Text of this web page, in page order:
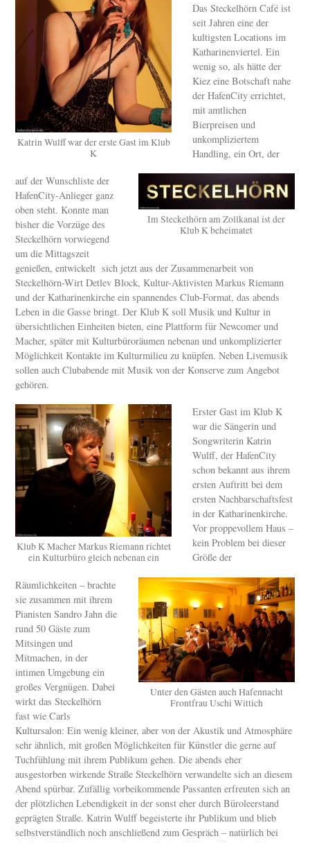
Katrin Wulff war der erste Gast im Klub
K
Im Steckelhörn am Zollkanal ist der
Klub K beheimatet
Das Steckelhörn Café ist
seit Jahren eine der
kultigsten Locations im
Katharinenviertel. Ein
wenig so, als hätte der
Kiez eine Botschaft nahe
der HafenCity errichtet,
mit amtlichen
Bierpreisen und
unkompliziertem
Handling, ein Ort, der
auf der Wunschliste der
HafenCity-Anlieger ganz
oben steht. Konnte man
bisher die Vorzüge des
Steckelhörn vorwiegend
um die Mittagszeit
genießen, entwickelt sich jetzt aus der Zusammenarbeit von
Steckelhörn-Wirt Detlev Block, Kultur-Aktivisten Markus Riemann
und der Katharinenkirche ein spannendes Club-Format, das abends
Leben in die Gasse bringt. Der Klub K soll Musik und Kultur in
übersichtlichen Einheiten bieten, eine Plattform für Newcomer und
Macher, später mit Kulturbüroräumen nebenan und unkomplizierter
Möglichkeit Kontakte im Kulturmilieu zu knüpfen. Neben Livemusik
sollen auch Clubabende mit Musik von der Konserve zum Angebot
gehören.
Klub K Macher Markus Riemann richtet
ein Kulturbüro gleich nebenan ein
Unter den Gästen auch Hafennacht
Frontfrau Uschi Wittich
Erster Gast im Klub K
war die Sängerin und
Songwriterin Katrin
Wulff, der HafenCity
schon bekannt aus ihrem
ersten Auftritt bei dem
ersten Nachbarschaftsfest
in der Katharinenkirche.
Vor proppevollem Haus –
kein Problem bei dieser
Größe der
Räumlichkeiten – brachte
sie zusammen mit ihrem
Pianisten Sandro Jahn die
rund 50 Gäste zum
Mitsingen und
Mitmachen, in der
intimen Umgebung ein
großes Vergnügen. Dabei
wirkt das Steckelhörn
fast wie Carls
Kultursalon: Ein wenig kleiner, aber von der Akustik und Atmosphäre
sehr ähnlich, mit großen Möglichkeiten für Künstler die gerne auf
Tuchfühlung mit ihrem Publikum gehen. Die abends eher
ausgestorben wirkende Straße Steckelhörn verwandelte sich an diesem
Abend spürbar. Zufällig vorbeikommende Passanten erfreuten sich an
der plötzlichen Lebendigkeit in der sonst eher durch Büroleerstand
geprägten Straße. Katrin Wulff begeisterte ihr Publikum und blieb
selbstverständlich noch anschließend zum Gespräch – natürlich bei